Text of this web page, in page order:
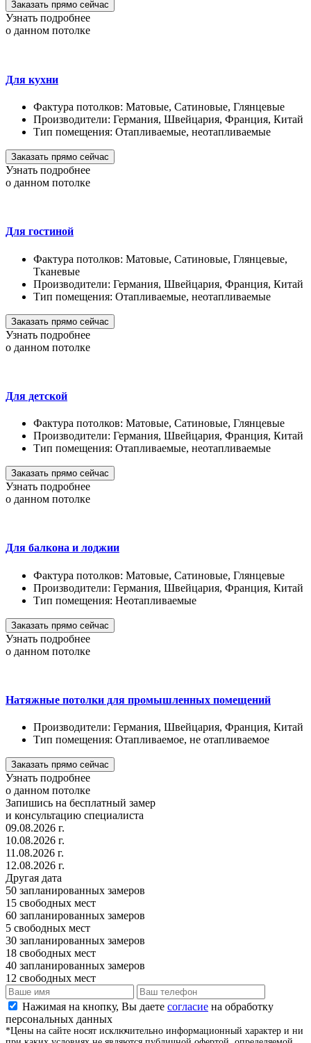
Заказать прямо сейчас
Узнать подробнее
о данном потолке
Для кухни
Фактура потолков: Матовые, Сатиновые, Глянцевые
Производители: Германия, Швейцария, Франция, Китай
Тип помещения: Отапливаемые, неотапливаемые
Заказать прямо сейчас
Узнать подробнее
о данном потолке
Для гостиной
Фактура потолков: Матовые, Сатиновые, Глянцевые,
Тканевые
Производители: Германия, Швейцария, Франция, Китай
Тип помещения: Отапливаемые, неотапливаемые
Заказать прямо сейчас
Узнать подробнее
о данном потолке
Для детской
Фактура потолков: Матовые, Сатиновые, Глянцевые
Производители: Германия, Швейцария, Франция, Китай
Тип помещения: Отапливаемые, неотапливаемые
Заказать прямо сейчас
Узнать подробнее
о данном потолке
Для балкона и лоджии
Фактура потолков: Матовые, Сатиновые, Глянцевые
Производители: Германия, Швейцария, Франция, Китай
Тип помещения: Неотапливаемые
Заказать прямо сейчас
Узнать подробнее
о данном потолке
Натяжные потолки для промышленных помещений
Производители: Германия, Швейцария, Франция, Китай
Тип помещения: Отапливаемое, не отапливаемое
Заказать прямо сейчас
Узнать подробнее
о данном потолке
Запишись на бесплатный замер
и консультацию специалиста
09.08.2026 г.
10.08.2026 г.
11.08.2026 г.
12.08.2026 г.
Другая дата
50 запланированных замеров
15 свободных мест
60 запланированных замеров
5 свободных мест
30 запланированных замеров
18 свободных мест
40 запланированных замеров
12 свободных мест
Нажимая на кнопку, Вы даете согласие на обработку
персональных данных
*Цены на сайте носят исключительно информационный характер и ни